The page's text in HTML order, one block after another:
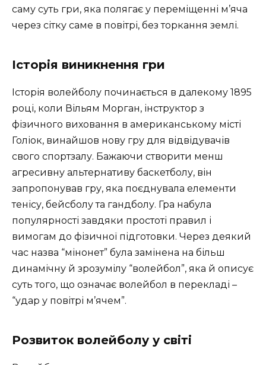
саму суть гри, яка полягає у переміщенні м’яча
через сітку саме в повітрі, без торкання землі.
Історія виникнення гри
Історія волейболу починається в далекому 1895
році, коли Вільям Морган, інструктор з
фізичного виховання в американському місті
Голіок, винайшов нову гру для відвідувачів
свого спортзалу. Бажаючи створити менш
агресивну альтернативу баскетболу, він
запропонував гру, яка поєднувала елементи
тенісу, бейсболу та гандболу. Гра набула
популярності завдяки простоті правил і
вимогам до фізичної підготовки. Через деякий
час назва “мінонет” була замінена на більш
динамічну й зрозумілу “волейбол”, яка й описує
суть того, що означає волейбол в перекладі –
“удар у повітрі м’ячем”.
Розвиток волейболу у світі